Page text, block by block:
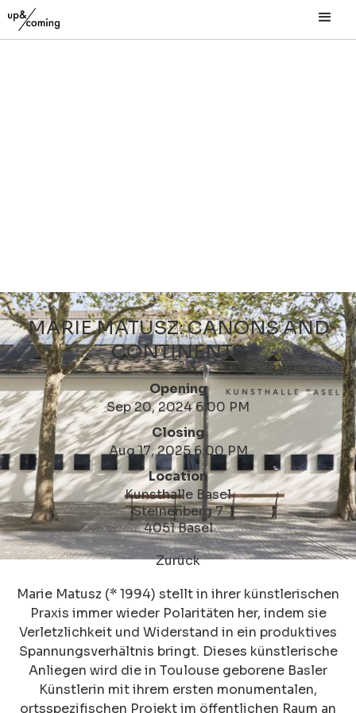
MARIE MATUSZ: CANONS AND
CONTINENTS
Opening
Sep 20, 2024 6:00 PM
Closing
Aug 17, 2025 6:00 PM
Location
Kunsthalle Basel
Steinenberg 7
4051 Basel
Zurück
Marie Matusz (* 1994) stellt in ihrer künstlerischen
Praxis immer wieder Polaritäten her, indem sie
Verletzlichkeit und Widerstand in ein produktives
Spannungsverhältnis bringt. Dieses künstlerische
Anliegen wird die in Toulouse geborene Basler
Künstlerin mit ihrem ersten monumentalen,
ortsspezifischen Projekt im öffentlichen Raum an